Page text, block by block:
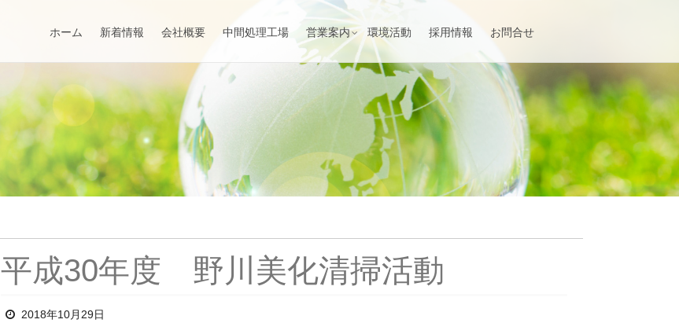
ホーム 新着情報 会社概要 中間処理工場 営業案内 環境活動 採用情報 お問合せ
平成30年度 野川美化清掃活動
2018年10月29日